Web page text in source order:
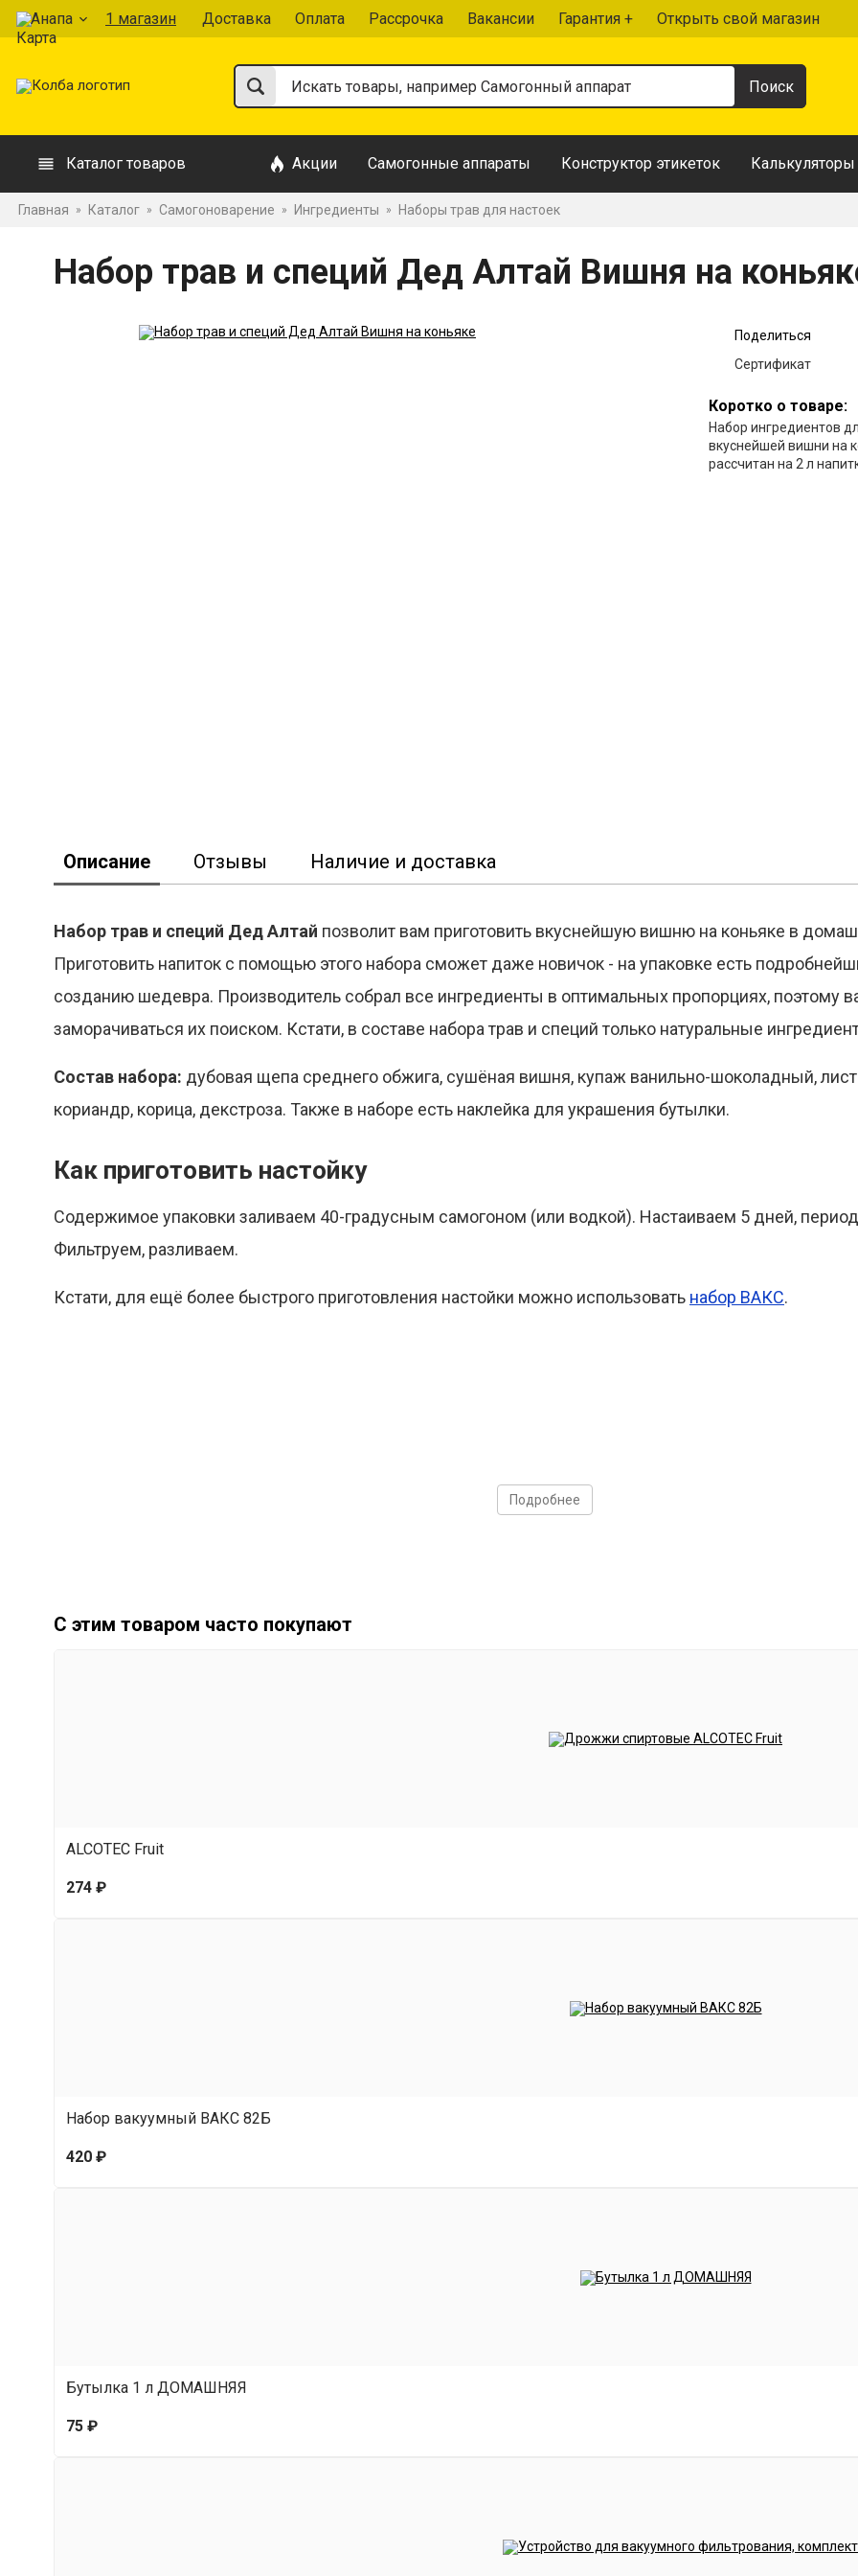
Анапа 1 магазин Доставка Оплата Рассрочка Вакансии Гарантия + Открыть свой магазин
Каталог товаров Акции Самогонные аппараты Конструктор этикеток Калькуляторы
Главная » Каталог » Самогоноварение » Ингредиенты » Наборы трав для настоек
Набор трав и специй Дед Алтай Вишня на
Поделиться
Сертификат
Коротко о товаре:
Набор ингредиентов
вкуснейшей вишни на
рассчитан на 2 л
Описание Отзывы Наличие и доставка
Набор трав и специй Дед Алтай позволит вам приготовить вкуснейшую вишню на коньяке в
Приготовить напиток с помощью этого набора сможет даже новичок - на упаковке есть
созданию шедевра. Производитель собрал все ингредиенты в оптимальных пропорциях, поэтому
заморачиваться их поиском. Кстати, в составе набора трав и специй только натуральные
Состав набора: дубовая щепа среднего обжига, сушёная вишня, купаж ванильно-шоколадный,
кориандр, корица, декстроза. Также в наборе есть наклейка для украшения бутылки.
Как приготовить настойку
Содержимое упаковки заливаем 40-градусным самогоном (или водкой). Настаиваем 5 дней,
Фильтруем, разливаем.
Кстати, для ещё более быстрого приготовления настойки можно использовать набор ВАКС.
Подробнее
С этим товаром часто покупают
ALCOTEC Fruit
274 ₽
Набор вакуумный ВАКС 82Б
420 ₽
Бутылка 1 л ДОМАШНЯЯ
75 ₽